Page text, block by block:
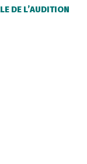
DE L’AUDITION